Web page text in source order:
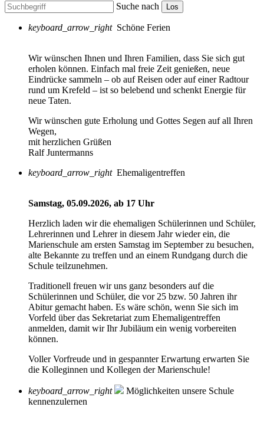
Suche nach Los
keyboard_arrow_right Schöne Ferien
Wir wünschen Ihnen und Ihren Familien, dass Sie sich gut
erholen können. Einfach mal freie Zeit genießen, neue
Eindrücke sammeln – ob auf Reisen oder auf einer Radtour
rund um Krefeld – ist so belebend und schenkt Energie für
neue Taten.
Wir wünschen gute Erholung und Gottes Segen auf all Ihren
Wegen,
mit herzlichen Grüßen
Ralf Juntermanns
keyboard_arrow_right Ehemaligentreffen
Samstag, 05.09.2026, ab 17 Uhr
Herzlich laden wir die ehemaligen Schülerinnen und Schüler,
Lehrerinnen und Lehrer in diesem Jahr wieder ein, die
Marienschule am ersten Samstag im September zu besuchen,
alte Bekannte zu treffen und an einem Rundgang durch die
Schule teilzunehmen.
Traditionell freuen wir uns ganz besonders auf die
Schülerinnen und Schüler, die vor 25 bzw. 50 Jahren ihr
Abitur gemacht haben. Es wäre schön, wenn Sie sich im
Vorfeld über das Sekretariat zum Ehemaligentreffen
anmelden, damit wir Ihr Jubiläum ein wenig vorbereiten
können.
Voller Vorfreude und in gespannter Erwartung erwarten Sie
die Kolleginnen und Kollegen der Marienschule!
keyboard_arrow_right
Möglichkeiten unsere Schule
kennenzulernen